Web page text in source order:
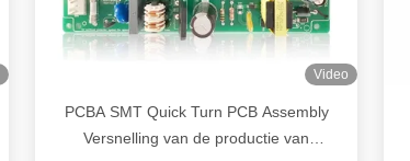
Video
PCBA SMT Quick Turn PCB Assembly
Versnelling van de productie van